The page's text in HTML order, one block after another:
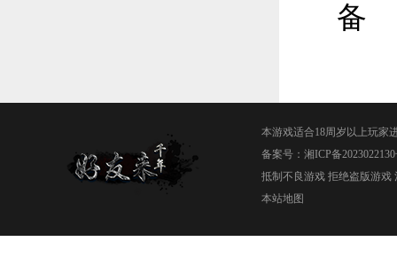
备
本游戏适合18周岁以上玩家
备案号： 湘ICP备
抵制不良游戏 拒绝盗版游戏
本站地图